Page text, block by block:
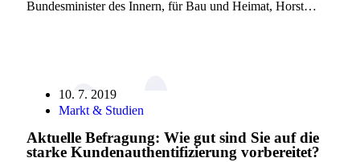
Bundesminister des Innern, für Bau und Heimat, Horst…
10. 7. 2019
Markt & Studien
Aktuelle Befragung: Wie gut sind Sie auf die
starke Kundenauthentifizierung vorbereitet?